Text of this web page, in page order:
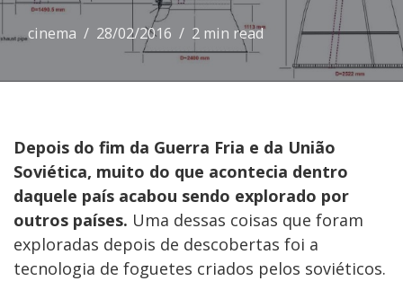
cinema 28/02/2016 2 min read
Depois do fim da Guerra Fria e da União
Soviética, muito do que acontecia dentro
daquele país acabou sendo explorado por
outros países. Uma dessas coisas que foram
exploradas depois de descobertas foi a
tecnologia de foguetes criados pelos soviéticos.